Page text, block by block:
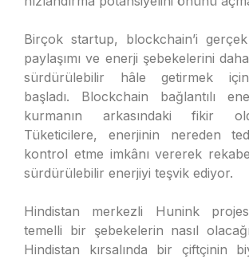
Birçok startup, blockchain’i
paylaşımı ve enerji şebekelerini
sürdürülebilir hâle getirmek
başladı. Blockchain bağlantılı
kurmanın arkasındaki fikir
Tüketicilere, enerjinin nereden
kontrol etme imkânı vererek
sürdürülebilir enerjiyi teşvik ediyor.
Hindistan merkezli Hunink
temelli bir şebekelerin nasıl
Hindistan kırsalında bir çiftçinin